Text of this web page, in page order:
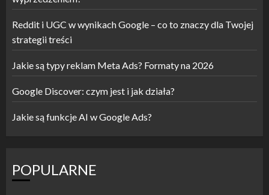
Reddit i UGC w wynikach Google – co to znaczy dla Twojej
strategii treści
Jakie są typy reklam Meta Ads? Formaty na 2026
Google Discover: czym jest i jak działa?
Jakie są funkcje AI w Google Ads?
POPULARNE